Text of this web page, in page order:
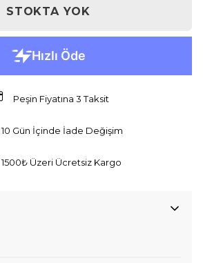
STOKTA YOK
Peşin Fiyatına 3 Taksit
10 Gün İçinde İade Değişim
1500₺ Üzeri Ücretsiz Kargo